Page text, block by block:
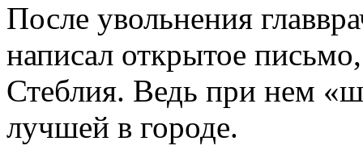
После увольнения
написал открытое
Стеблия. Ведь при нем
лучшей в городе.